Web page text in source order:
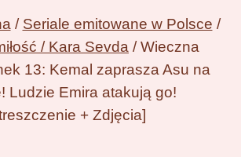
/ Seriale emitowane w Polsce /
/ Kara Sevda / Wieczna
13: Kemal zaprasza Asu na
Ludzie Emira atakują go!
+ Zdjęcia]